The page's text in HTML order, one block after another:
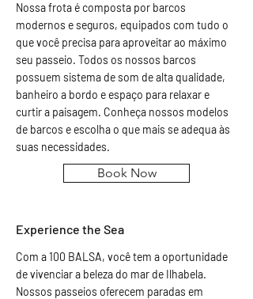
Nossa frota é composta por barcos
modernos e seguros, equipados com tudo o
que você precisa para aproveitar ao máximo
seu passeio. Todos os nossos barcos
possuem sistema de som de alta qualidade,
banheiro a bordo e espaço para relaxar e
curtir a paisagem. Conheça nossos modelos
de barcos e escolha o que mais se adequa às
suas necessidades.
Book Now
Experience the Sea
Com a 100 BALSA, você tem a oportunidade
de vivenciar a beleza do mar de Ilhabela.
Nossos passeios oferecem paradas em